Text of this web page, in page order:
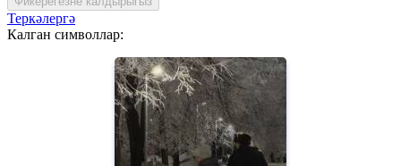
Теркәлергә
Калган символлар: